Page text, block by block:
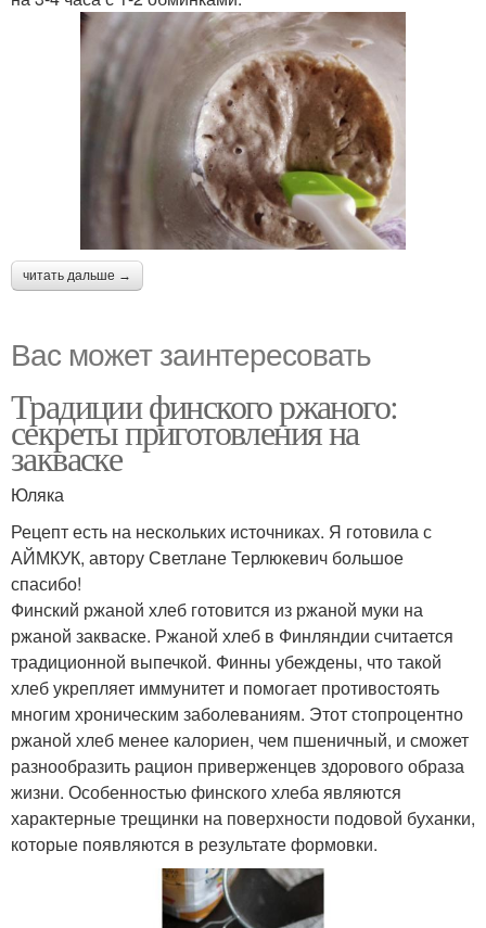
читать дальше →
Вас может заинтересовать
Традиции финского ржаного:
секреты приготовления на
закваске
Юляка
Рецепт есть на нескольких источниках. Я готовила с
АЙМКУК, автору Светлане Терлюкевич большое
спасибо!
Финский ржаной хлеб готовится из ржаной муки на
ржаной закваске. Ржаной хлеб в Финляндии считается
традиционной выпечкой. Финны убеждены, что такой
хлеб укрепляет иммунитет и помогает противостоять
многим хроническим заболеваниям. Этот стопроцентно
ржаной хлеб менее калориен, чем пшеничный, и сможет
разнообразить рацион приверженцев здорового образа
жизни. Особенностью финского хлеба являются
характерные трещинки на поверхности подовой буханки,
которые появляются в результате формовки.